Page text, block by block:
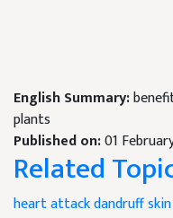
English Summary:
plants
Published on:01
Related
heart attackdandruff